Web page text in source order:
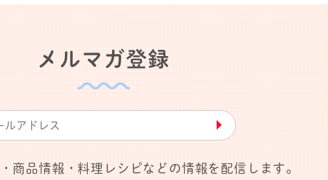
メルマガ登録
▶︎
商品情報・料理レシピなどの情報を配信します。